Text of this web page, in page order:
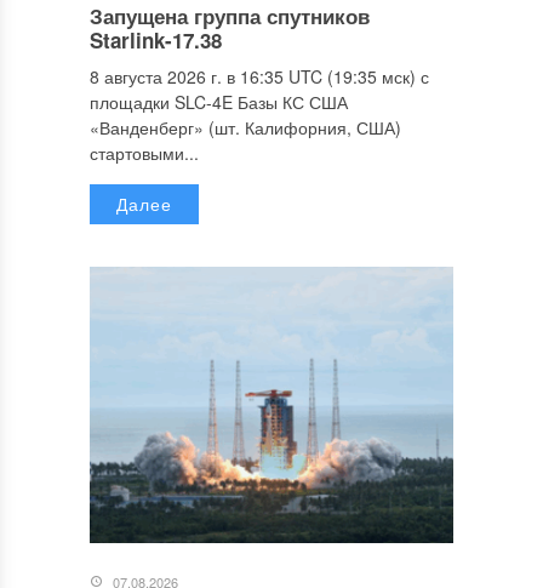
Запущена группа спутников
Starlink-17.38
8 августа 2026 г. в 16:35 UTC (19:35 мск) с
площадки SLC-4E Базы КС США
«Ванденберг» (шт. Калифорния, США)
стартовыми...
Далее
07.08.2026